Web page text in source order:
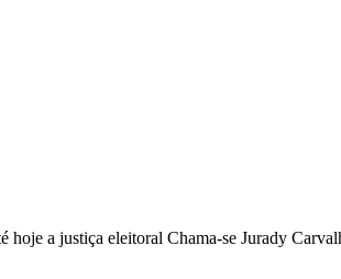
hoje a justiça eleitoral Chama-se Jurady